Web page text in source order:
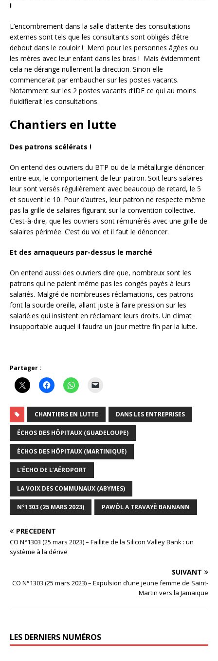
!
L’encombrement dans la salle d’attente des consultations
externes sont tels que les consultants sont obligés d’être
debout dans le couloir ! Merci pour les personnes âgées ou
les mères avec leur enfant dans les bras ! Mais évidemment
cela ne dérange nullement la direction. Sinon elle
commencerait par embaucher sur les postes vacants.
Notamment sur les 2 postes vacants d’IDE ce qui au moins
fluidifierait les consultations.
Chantiers en lutte
Des patrons scélérats !
On entend des ouvriers du BTP ou de la métallurgie dénoncer
entre eux, le comportement de leur patron. Soit leurs salaires
leur sont versés régulièrement avec beaucoup de retard, le 5
et souvent le 10. Pour d’autres, leur patron ne respecte même
pas la grille de salaires figurant sur la convention collective.
C’est-à-dire, que les ouvriers sont rémunérés avec une grille de
salaires périmée. C’est du vol et il faut le dénoncer.
Et des arnaqueurs par-dessus le marché
On entend aussi des ouvriers dire que, nombreux sont les
patrons qui ne paient même pas les congés payés à leurs
salariés. Malgré de nombreuses réclamations, ces patrons
font la sourde oreille, allant juste à faire pression sur les
salarié.es qui insistent en réclamant leurs droits. Un climat
insupportable auquel il faudra un jour mettre fin par la lutte.
Partager :
CHANTIERS EN LUTTE DANS LES ENTREPRISES
ÉCHOS DES HÔPITAUX (GUADELOUPE)
ÉCHOS DES HÔPITAUX (MARTINIQUE)
L’ÉCHO DE L’AÉROPORT
LA VOIX DES COMMUNAUX (ABYMES)
N°1303 (25 MARS 2023) PAWÒL A TRAVAYÈ BANNANN
PRÉCÉDENT
CO N°1303 (25 mars 2023) – Faillite de la Silicon Valley Bank : un
système à la dérive
SUIVANT
CO N°1303 (25 mars 2023) – Expulsion d’une jeune femme de Saint-
Martin vers la Jamaïque
LES DERNIERS NUMÉROS